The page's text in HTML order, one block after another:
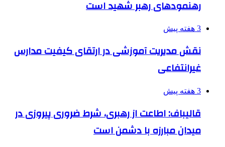
رهنمودهای رهبر شهید است
3 هفته پیش
نقش مدیریت آموزشی در ارتقای کیفیت مدارس
غیرانتفاعی
3 هفته پیش
قالیباف: اطاعت از رهبری، شرط ضروری پیروزی در
میدان مبارزه با دشمن است